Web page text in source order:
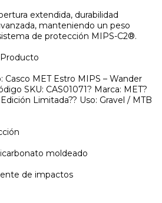
extendida, durabilidad
manteniendo un peso
de protección MIPS-C2®.
Producto
Casco MET Estro MIPS – Wander
SKU: CAS01071? Marca: MET?
Limitada?? Uso: Gravel / MTB
moldeado
de impactos